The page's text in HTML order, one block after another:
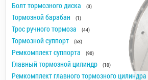
Болт тормозного диска (3)
Тормозной барабан (1)
Трос ручного тормоза (44)
Тормозной суппорт (53)
Ремкомплект суппорта (90)
Главный тормозной цилиндр (10)
Ремкомплект главного тормозного цилиндра